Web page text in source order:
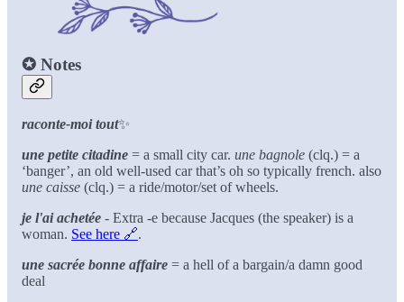
✪ Notes
raconte-moi tout✨
une petite citadine = a small city car. une bagnole (clq.) = a
‘banger’, an old well-used car that’s oh so typically french. also
une caisse (clq.) = a ride/motor/set of wheels.
je l'ai achetée - Extra -e because Jacques (the speaker) is a
woman. See here 🔗.
une sacrée bonne affaire = a hell of a bargain/a damn good
deal